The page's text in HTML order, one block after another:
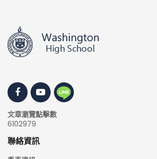
文章瀏覽點擊數
6102979
聯絡資訊